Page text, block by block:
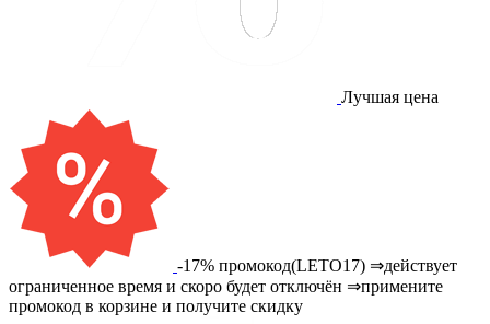
Лучшая цена
-17% промокод(LETO17) ⇒действует
ограниченное время и скоро будет отключён ⇒примените
промокод в корзине и получите скидку